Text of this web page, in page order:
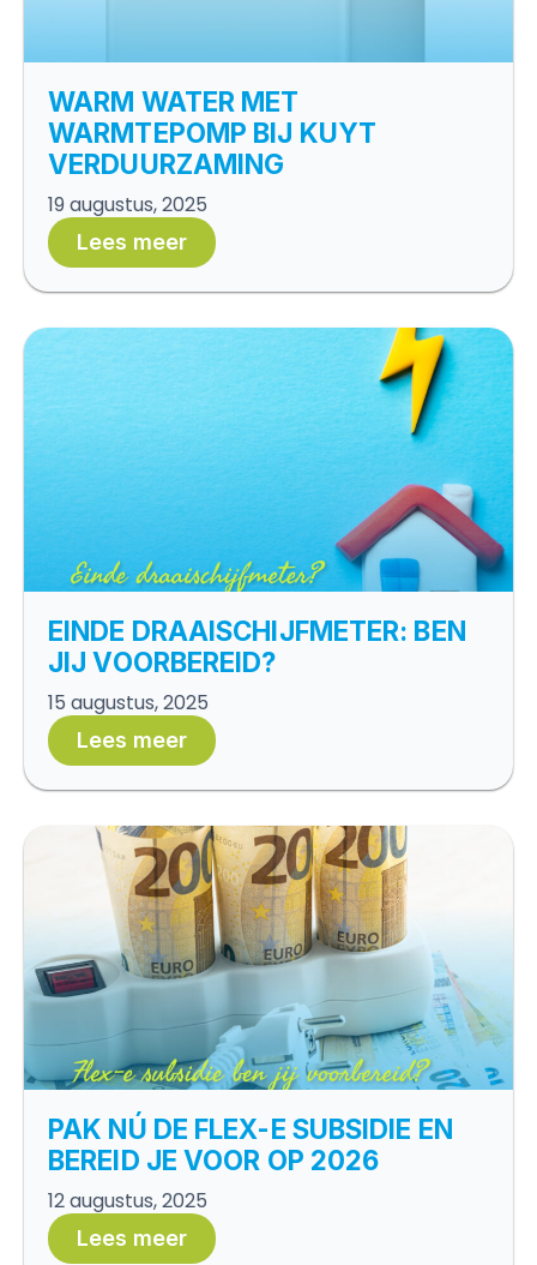
WARM WATER MET
WARMTEPOMP BIJ KUYT
VERDUURZAMING
19 augustus, 2025
Lees meer
EINDE DRAAISCHIJFMETER: BEN
JIJ VOORBEREID?
15 augustus, 2025
Lees meer
PAK NÚ DE FLEX-E SUBSIDIE EN
BEREID JE VOOR OP 2026
12 augustus, 2025
Lees meer